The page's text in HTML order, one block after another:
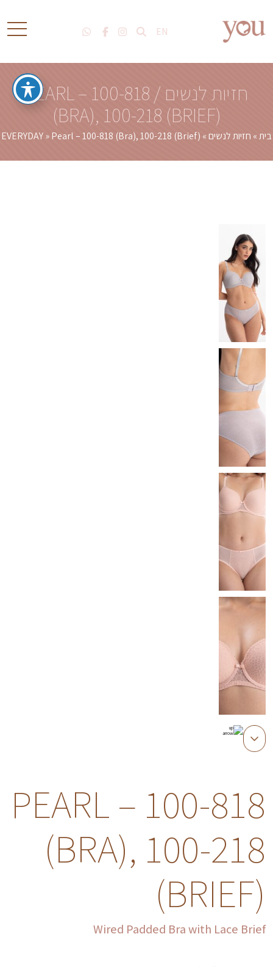
EN
חזיות לנשים / PEARL – 100-818
(BRA), 100-218 (BRIEF)
בית» חזיות לנשים»
EVERYDAY»Pearl – 100-818 (Bra), 100-218 (Brief)
PEARL – 100-818
(BRA), 100-218
(BRIEF)
Wired Padded Bra with Lace Brief